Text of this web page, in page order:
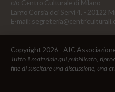
c/o Centro Culturale di Milano
Largo Corsia dei Servi 4, - 20122
E-mail:
Copyright 2026 - AIC
Tutto il materiale qui pubblicato,
fine di suscitare una discussione, una